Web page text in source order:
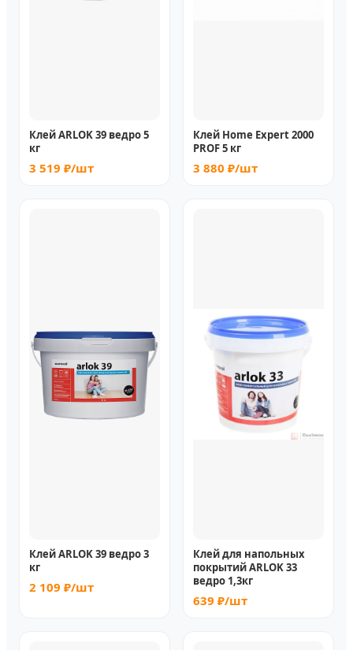
Клей ARLOK 39 ведро 5
кг
3 519 ₽/шт
Клей Home Expert 2000
PROF 5 кг
3 880 ₽/шт
Клей ARLOK 39 ведро 3
кг
2 109 ₽/шт
Клей для напольных
покрытий ARLOK 33
ведро 1,3кг
639 ₽/шт